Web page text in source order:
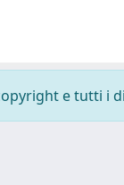
e tutti i